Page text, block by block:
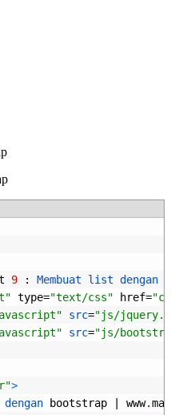
9 : Membuat list dengan
type="text/css" href=
src="js/
src="js/
>
dengan bootstrap www.